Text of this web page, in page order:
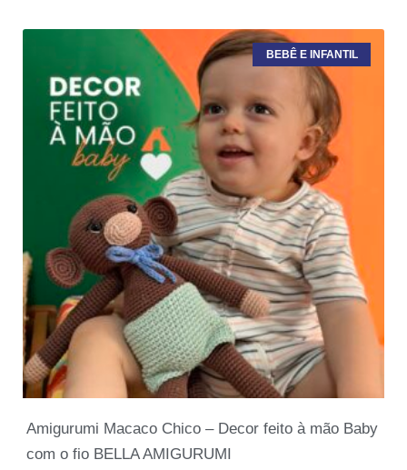
BEBÊ E INFANTIL
Amigurumi Macaco Chico – Decor feito à mão Baby
com o fio BELLA AMIGURUMI